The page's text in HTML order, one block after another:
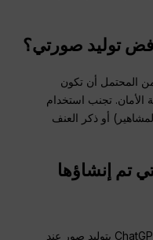
توليد صورتي؟
المحتمل أن تكون
تجنب استخدام
أو ذكر العنف
تم إنشاؤها